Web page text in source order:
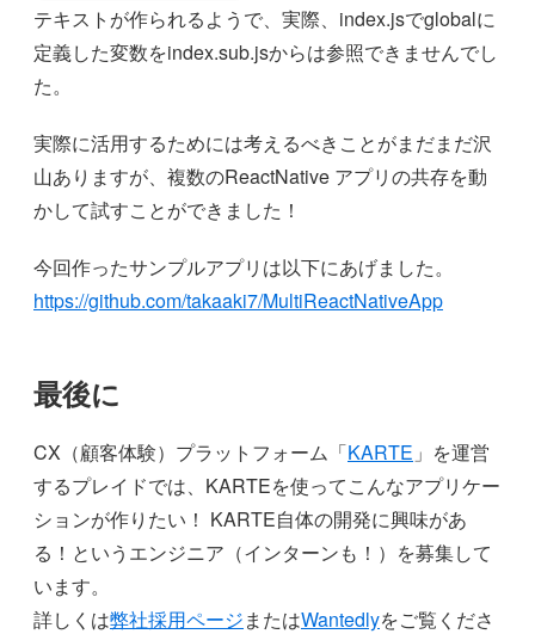
テキストが作られるようで、実際、index.jsでglobalに
定義した変数をindex.sub.jsからは参照できませんでし
た。
実際に活用するためには考えるべきことがまだまだ沢
山ありますが、複数のReactNative アプリの共存を動
かして試すことができました！
今回作ったサンプルアプリは以下にあげました。
https://github.com/takaaki7/MultiReactNativeApp
最後に
CX（顧客体験）プラットフォーム「KARTE 」を運営
するプレイドでは、KARTEを使ってこんなアプリケー
ションが作りたい！ KARTE自体の開発に興味があ
る！というエンジニア（インターンも！）を募集して
います。
詳しくは弊社採用ページまたはWantedlyをご覧くださ